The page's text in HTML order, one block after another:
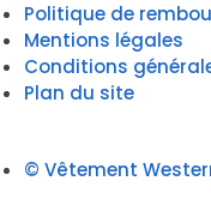
Politique de
Mentions légales
Conditions
Plan du site
© Vêtement